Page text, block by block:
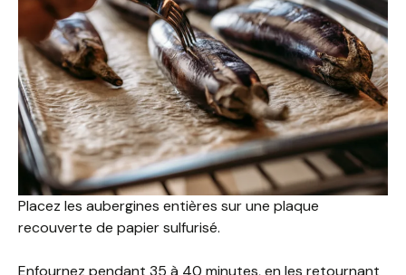
Placez les aubergines entières sur une plaque
recouverte de papier sulfurisé.
Enfournez pendant 35 à 40 minutes, en les retournant